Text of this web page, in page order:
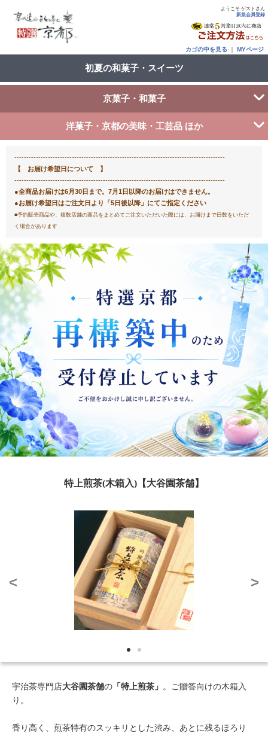
ようこそ ゲストさん
新規会員登録
カゴの中を見る ｜ MYページ
初夏の和菓子・スイーツ
京菓子・和菓子
洋菓子・京都の美味・工芸品 ほか
----------------------------------------------------------------------------------------
【 お届け希望日について 】
----------------------------------------------------------------------------------------
●全商品お届けは6月30日まで。7月1日以降のお届けはできません。
●お届け希望日はご注文日より「5日後以降」にてご指定ください
■予約販売商品や、複数店舗の商品をまとめてご注文いただいた際には、お届けまで日数をいただ
く場合があります
特上煎茶(木箱入)【大谷園茶舗】
< >
宇治茶専門店大谷園茶舗の 「特上煎茶」 。ご贈答向けの木箱入
り。
香り高く、煎茶特有のスッキリとした渋み、あとに残るほろり